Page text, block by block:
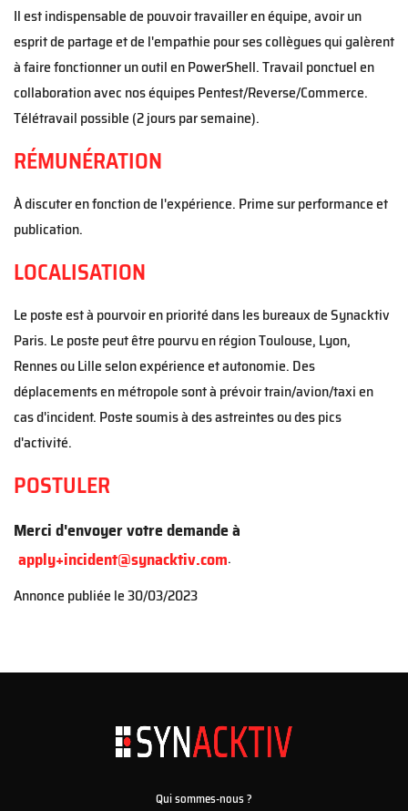
Il est indispensable de pouvoir travailler en équipe, avoir un
esprit de partage et de l'empathie pour ses collèguesqui galèrent
à faire fonctionner un outil enPowerShell. Travail ponctuel en
collaboration avec nos équipes Pentest/Reverse/Commerce.
Télétravail possible (2 jours par semaine).
RÉMUNÉRATION
Àdiscuter en fonction de l'expérience. Prime sur performanceet
publication.
LOCALISATION
Le poste est à pourvoir en priorité dans les bureaux de Synacktiv
Paris. Le poste peut être pourvu en région Toulouse, Lyon,
Rennes ou Lille selon expérience et autonomie. Des
déplacements en métropole sont à prévoir train/avion/taxien
cas d'incident. Poste soumis à des astreintes ou des pics
d'activité.
POSTULER
Merci d'envoyer votre demande à
apply+incident@synacktiv.com.
Annonce publiée le30/03/2023
Qui sommes-nous ?